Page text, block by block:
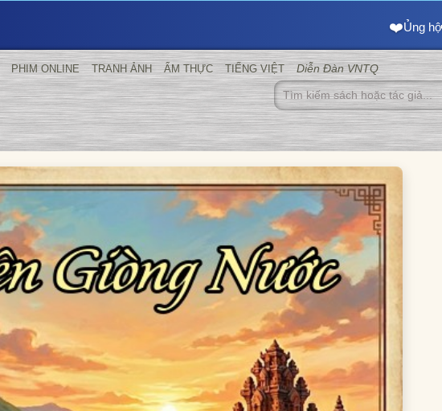
❤️Ủng hộ
PHIM ONLINE TRANH ẢNH ẨM THỰC TIẾNG VIỆT Diễn Đàn VNTQ